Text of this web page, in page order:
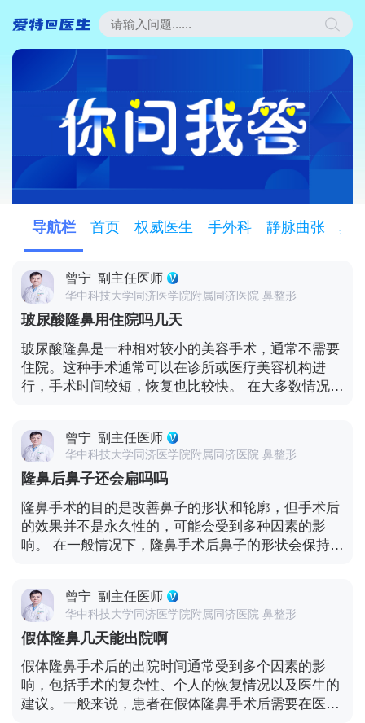
导航栏 首页 权威医生 手外科 静脉曲张 鼻
曾宁 副主任医师
华中科技大学同济医学院附属同济医院 鼻整形
玻尿酸隆鼻用住院吗几天
玻尿酸隆鼻是一种相对较小的美容手术，通常不需要
住院。这种手术通常可以在诊所或医疗美容机构进
行，手术时间较短，恢复也比较快。 在大多数情况
可能会受到一些因素的影响，例如个人身体状况、手
术的复杂性以及医生的建议。 一般来说，手术后需要
留院观察一段时间，通常为 1-2 小时左右。在这段时
间内，医生会观察术后的反应、有无并发症等，并提
供必要的护理和指导。 术后的恢复期间，患者需要注
意以下几点： - 休息和避免剧烈运动：在手术后的几
天内，应尽量避免剧烈运动和重物提起，以免影响鼻
力揉搓注射部位。 - 避免高温环境：避免暴露在高温
环境中，如热水浴、桑拿等，以免影响玻尿酸的效
果。 - 遵循医生的建议：按照医生的指示进行护理和
用药。 需要注意的是，玻尿酸隆鼻的效果是暂时的，
通常可持续数月至一年左右，具体时间因个体差异而
异。如果你对手术的安全性和效果有任何疑虑，最好
与医生进行详细的咨询和讨论。 总的来说，玻尿酸隆
曾宁 副主任医师
华中科技大学同济医学院附属同济医院 鼻整形
隆鼻后鼻子还会扁吗吗
隆鼻手术的目的是改善鼻子的形状和轮廓，但手术后
的效果并不是永久性的，可能会受到多种因素的影
响。 在一般情况下，隆鼻手术后鼻子的形状会保持相
术后可能会因为各种原因（如外力冲击、鼻部组织变
化等）而发生移位或变形，从而影响鼻子的形状。 -
自然衰老：随着时间的推移，皮肤和组织会逐渐松弛
和失去弹性，这可能会对鼻子的形状产生一定影响。
- 体重变化：大幅度的体重增加或减少可能会对鼻部
的皮肤和组织造成压力，进而影响鼻子的形状。 然
而，要注意的是，每个人的情况是不同的，而且隆鼻
曾宁 副主任医师
华中科技大学同济医学院附属同济医院 鼻整形
假体隆鼻几天能出院啊
假体隆鼻手术后的出院时间通常受到多个因素的影
响，包括手术的复杂性、个人的恢复情况以及医生的
建议。一般来说，患者在假体隆鼻手术后需要在医院